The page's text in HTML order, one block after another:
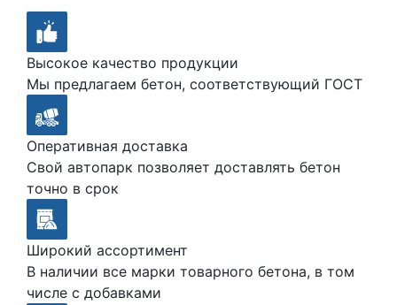
Высокое качество продукции
Мы предлагаем бетон, соответствующий ГОСТ
Оперативная доставка
Свой автопарк позволяет доставлять бетон
точно в срок
Широкий ассортимент
В наличии все марки товарного бетона, в том
числе с добавками